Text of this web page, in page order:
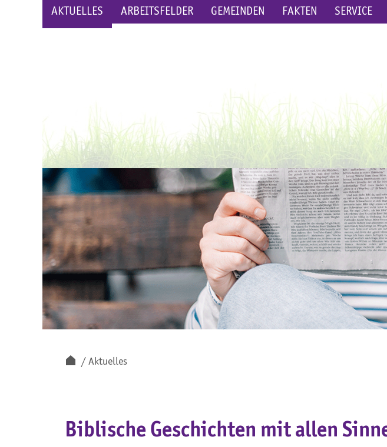
AKTUELLES ARBEITSFELDER GEMEINDEN FAKTEN SERVICE
Aktuelles
Biblische Geschichten mit allen